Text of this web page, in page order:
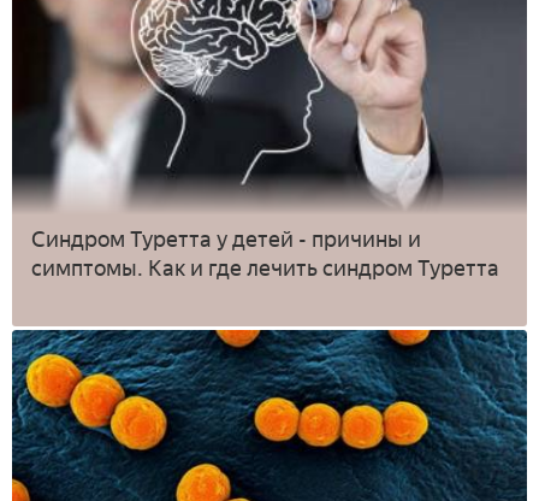
Синдром Туретта у детей - причины и
симптомы. Как и где лечить синдром Туретта